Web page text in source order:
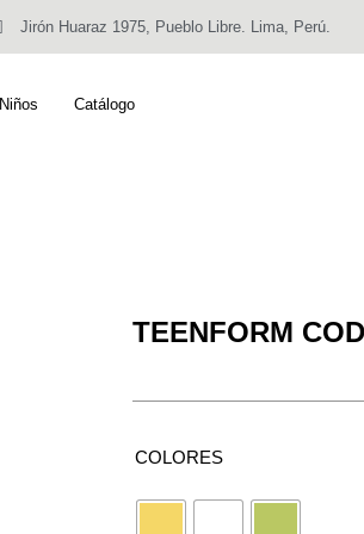
Jirón Huaraz 1975, Pueblo Libre. Lima, Perú.
Niños Catálogo
TEENFORM
COLORES